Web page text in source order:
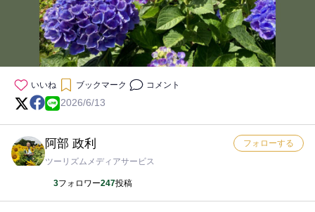
いいね ブックマーク コメント
2026/6/13
阿部 政利
ツーリズムメディアサービス
3フォロワー247投稿
フォローする